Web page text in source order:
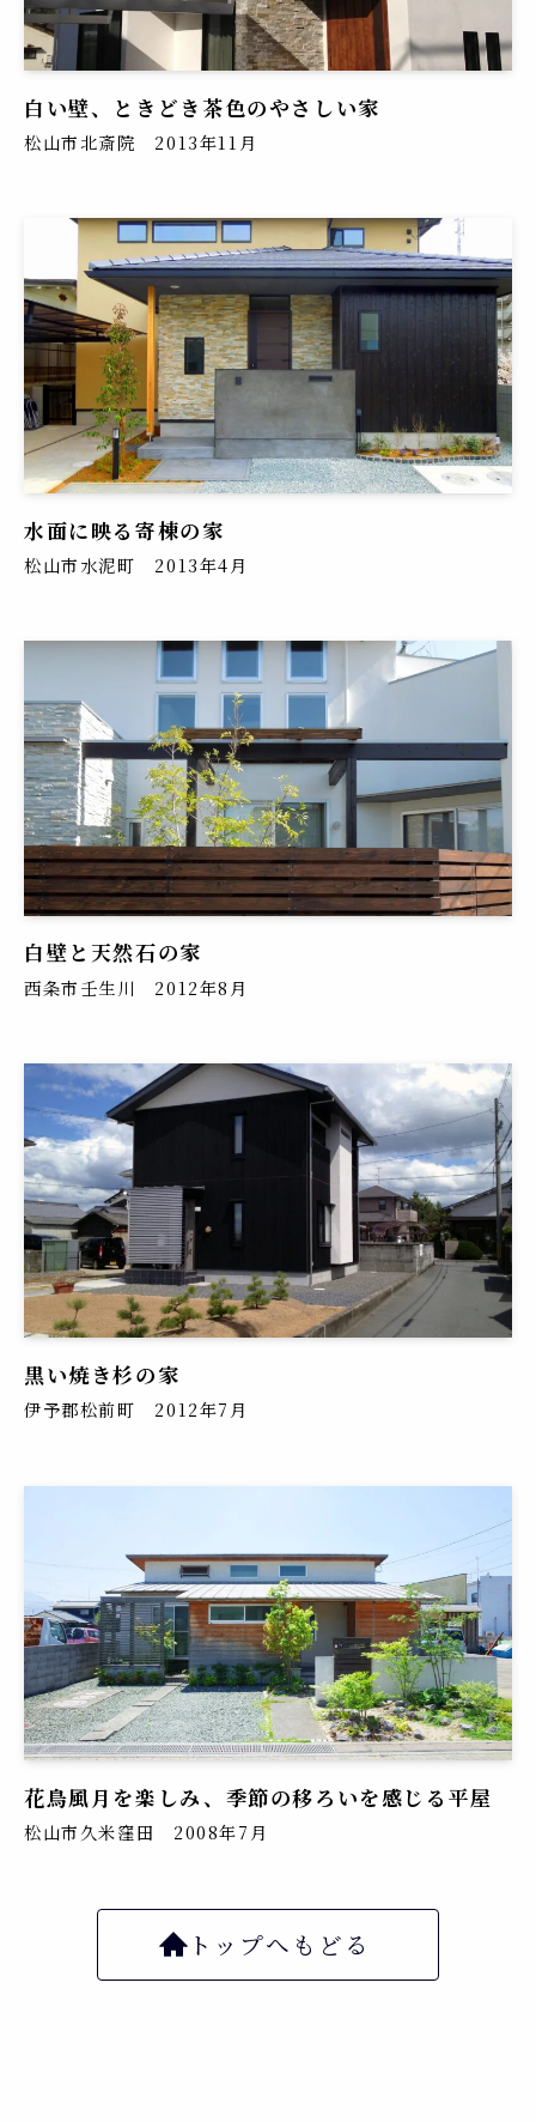
白い壁、ときどき茶色のやさしい家
松山市北斎院 2013年11月
水面に映る寄棟の家
松山市水泥町 2013年4月
白壁と天然石の家
西条市壬生川 2012年8月
黒い焼き杉の家
伊予郡松前町 2012年7月
花鳥風月を楽しみ、季節の移ろいを感じる平屋
松山市久米窪田 2008年7月
トップへもどる